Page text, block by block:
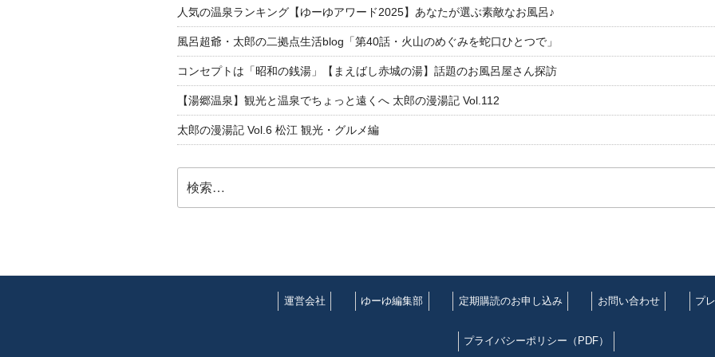
人気の温泉ランキング【ゆーゆアワード2025】あなたが選ぶ素敵なお風呂♪
風呂超爺・太郎の二拠点生活blog「第40話・火山のめぐみを蛇口ひとつで」
コンセプトは「昭和の銭湯」【まえばし赤城の湯】話題のお風呂屋さん探訪
【湯郷温泉】観光と温泉でちょっと遠くへ 太郎の漫湯記 Vol.112
太郎の漫湯記 Vol.6 松江 観光・グルメ編
索:
運営会社 ゆーゆ編集部 定期購読のお申し込み お問い合わせ プ
プライバシーポリシー（PDF）